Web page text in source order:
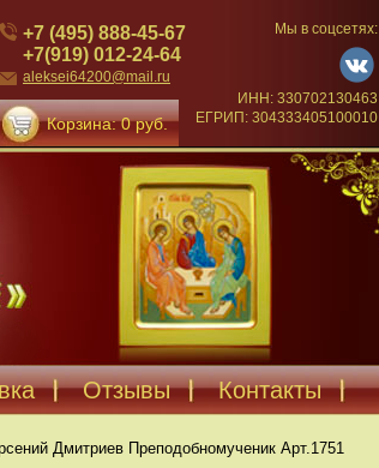
+7 (495) 888-45-67
+7(919) 012-24-64
aleksei64200@mail.ru
Корзина: 0 руб.
Мы в соцсетях:
ИНН: 330702130463
ЕГРИП: 304333405100010
Отзывы Контакты
Дмитриев Преподобномученик Арт.1751